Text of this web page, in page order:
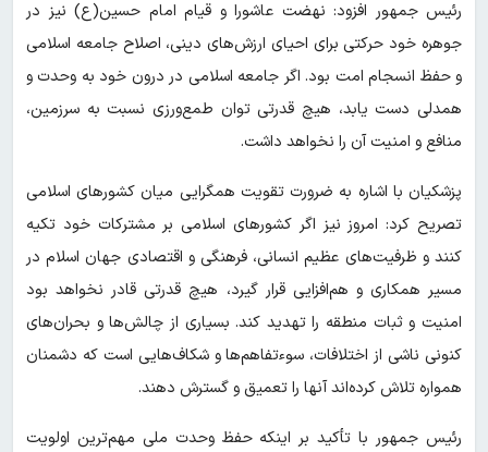
رئیس جمهور افزود: نهضت عاشورا و قیام امام حسین(ع) نیز در
جوهره خود حرکتی برای احیای ارزش‌های دینی، اصلاح جامعه اسلامی
و حفظ انسجام امت بود. اگر جامعه اسلامی در درون خود به وحدت و
همدلی دست یابد، هیچ قدرتی توان طمع‌ورزی نسبت به سرزمین،
منافع و امنیت آن را نخواهد داشت.
پزشکیان با اشاره به ضرورت تقویت همگرایی میان کشورهای اسلامی
تصریح کرد: امروز نیز اگر کشورهای اسلامی بر مشترکات خود تکیه
کنند و ظرفیت‌های عظیم انسانی، فرهنگی و اقتصادی جهان اسلام در
مسیر همکاری و هم‌افزایی قرار گیرد، هیچ قدرتی قادر نخواهد بود
امنیت و ثبات منطقه را تهدید کند. بسیاری از چالش‌ها و بحران‌های
کنونی ناشی از اختلافات، سوءتفاهم‌ها و شکاف‌هایی است که دشمنان
همواره تلاش کرده‌اند آنها را تعمیق و گسترش دهند.
رئیس جمهور با تأکید بر اینکه حفظ وحدت ملی مهم‌ترین اولویت